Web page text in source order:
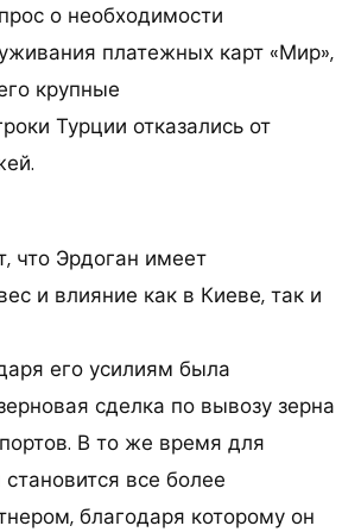
о необходимости
платежных карт «Мир»,
крупные
Турции отказались от
что Эрдоган имеет
и влияние как в Киеве, так и
его усилиям была
сделка по вывозу зерна
В то же время для
все более
благодаря которому он